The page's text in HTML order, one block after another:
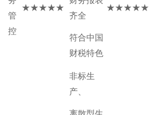
管
控
★★★★★
齐全
符合中国
财税特色
★★★★★
非标生
产、